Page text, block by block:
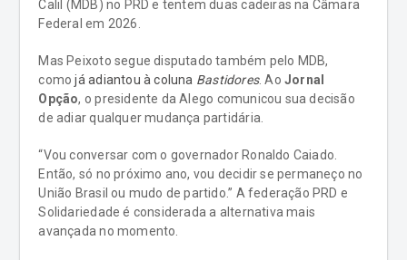
Calil (MDB) no PRD e tentem duas cadeiras na Câmara
Federal em 2026.
Mas Peixoto segue disputado também pelo MDB,
comojá adiantou à coluna Bastidores. AoJornal
Opção, o presidente da Alego comunicou sua decisão
de adiar qualquer mudança partidária.
“Vou conversar com o governador Ronaldo Caiado.
Então, só no próximo ano, vou decidir se permaneço no
União Brasil ou mudo de partido.” A federação PRD e
Solidariedade é considerada a alternativa mais
avançada no momento.